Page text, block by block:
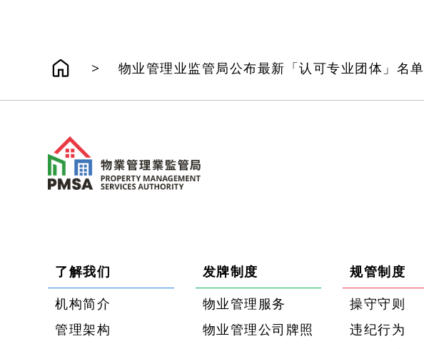
> 物业管理业监管局公布最新「认可专业团体」名单
了解我们
机构简介
管理架构
发牌制度
物业管理服务
物业管理公司牌照
规管制度
操守守则
违纪行为